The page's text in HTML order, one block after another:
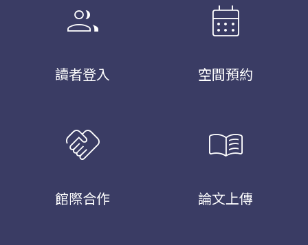
group
讀者登入
calendar_month
空間預約
handshake
館際合作
menu_book
論文上傳